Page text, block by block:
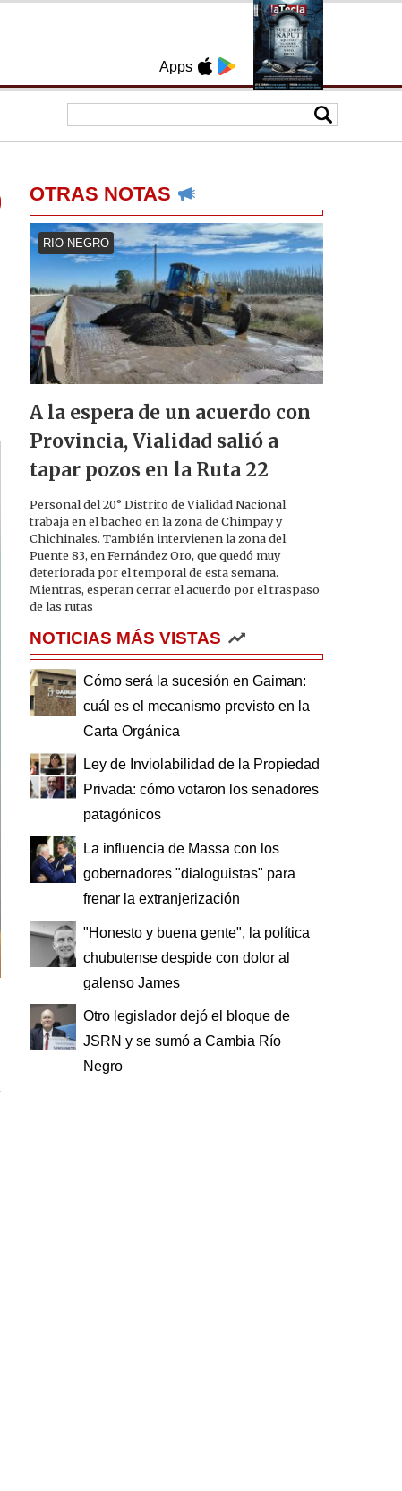
Apps
OTRAS NOTAS
RIO NEGRO
A la espera de un acuerdo con
Provincia, Vialidad salió a
tapar pozos en la Ruta 22
Personal del 20° Distrito de Vialidad Nacional
trabaja en el bacheo en la zona de Chimpay y
Chichinales. También intervienen la zona del
Puente 83, en Fernández Oro, que quedó muy
deteriorada por el temporal de esta semana.
Mientras, esperan cerrar el acuerdo por el traspaso
de las rutas
NOTICIAS MÁS VISTAS
Cómo será la sucesión en Gaiman:
cuál es el mecanismo previsto en la
Carta Orgánica
Ley de Inviolabilidad de la Propiedad
Privada: cómo votaron los senadores
patagónicos
La influencia de Massa con los
gobernadores "dialoguistas" para
frenar la extranjerización
"Honesto y buena gente", la política
chubutense despide con dolor al
galenso James
Otro legislador dejó el bloque de
JSRN y se sumó a Cambia Río
Negro